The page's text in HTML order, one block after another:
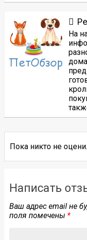
На
Пока никто не
Написать
Ваш адрес email не
поля помечены *